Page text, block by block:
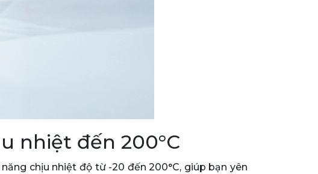
nhiệt đến 200°C
chịu nhiệt độ từ -20 đến 200°C, giúp bạn yên